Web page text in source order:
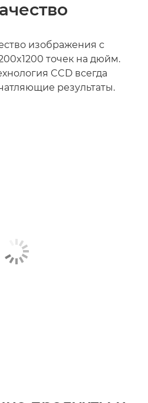
изображения с
точек на дюйм.
CCD всегда
результаты.